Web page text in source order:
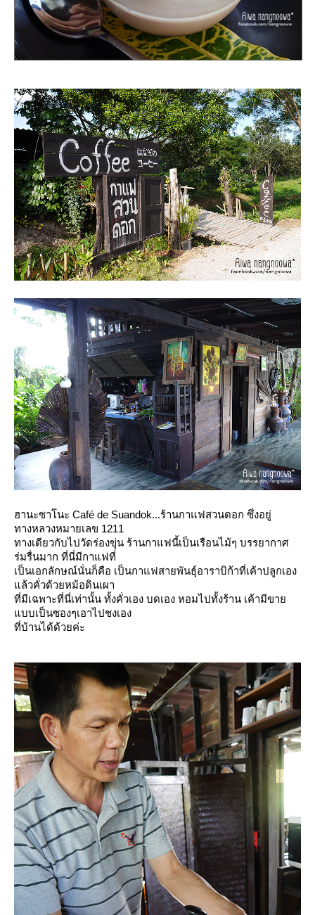
ฮานะซาโนะ Café de Suandok...ร้านกาแฟสวนดอก ซึ่งอยู่
ทางหลวงหมายเลข 1211
ทางเดียวกับไปวัดร่องขุ่น ร้านกาแฟนี้เป็นเรือนไม้ๆ บรรยากาศ
ร่มรื่นมาก ที่นี่มีกาแฟที่
เป็นเอกลักษณ์นั่นก็คือ เป็นกาแฟสายพันธุ์อาราบิก้าที่เค้าปลูกเอง
ล้วคั่วด้วยหม้อดินเผา
ที่มีเฉพาะที่นี่เท่านั้น ทั้งคั่วเอง บดเอง หอมไปทั้งร้าน เค้ามีขา
บบเป็นซองๆเอาไปชงเอง
ที่บ้านได้ด้วยค่ะ